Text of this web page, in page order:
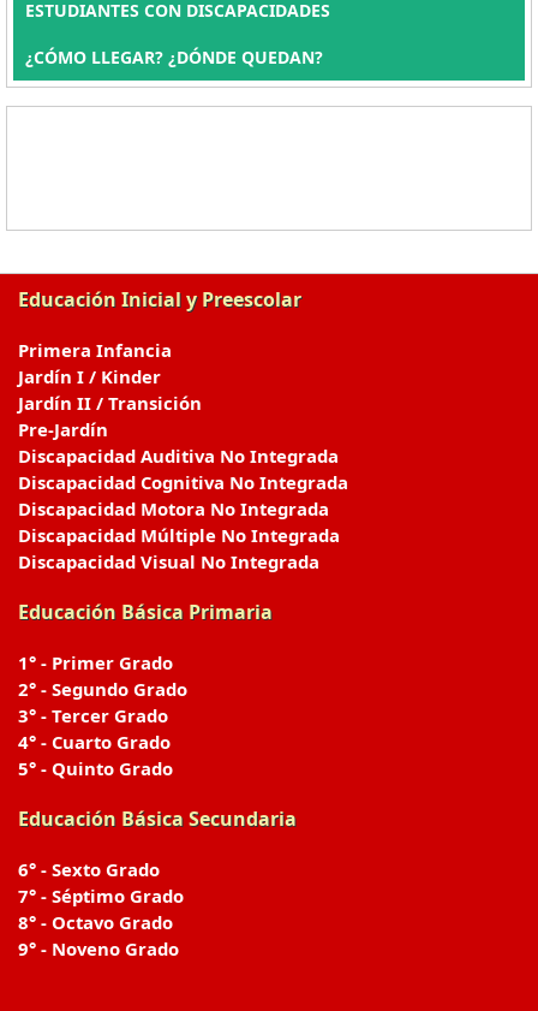
ESTUDIANTES CON DISCAPACIDADES
¿CÓMO LLEGAR? ¿DÓNDE QUEDAN?
Educación Inicial y Preescolar
Primera Infancia
Jardín I / Kinder
Jardín II / Transición
Pre-Jardín
Discapacidad Auditiva No Integrada
Discapacidad Cognitiva No Integrada
Discapacidad Motora No Integrada
Discapacidad Múltiple No Integrada
Discapacidad Visual No Integrada
Educación Básica Primaria
1° - Primer Grado
2° - Segundo Grado
3° - Tercer Grado
4° - Cuarto Grado
5° - Quinto Grado
Educación Básica Secundaria
6° - Sexto Grado
7° - Séptimo Grado
8° - Octavo Grado
9° - Noveno Grado